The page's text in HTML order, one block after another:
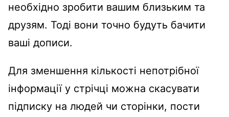
необхідно зробити вашим близьким та
друзям. Тоді вони точно будуть бачити
ваші дописи.
Для зменшення кількості непотрібної
інформації у стрічці можна скасувати
підписку на людей чи сторінки, пости